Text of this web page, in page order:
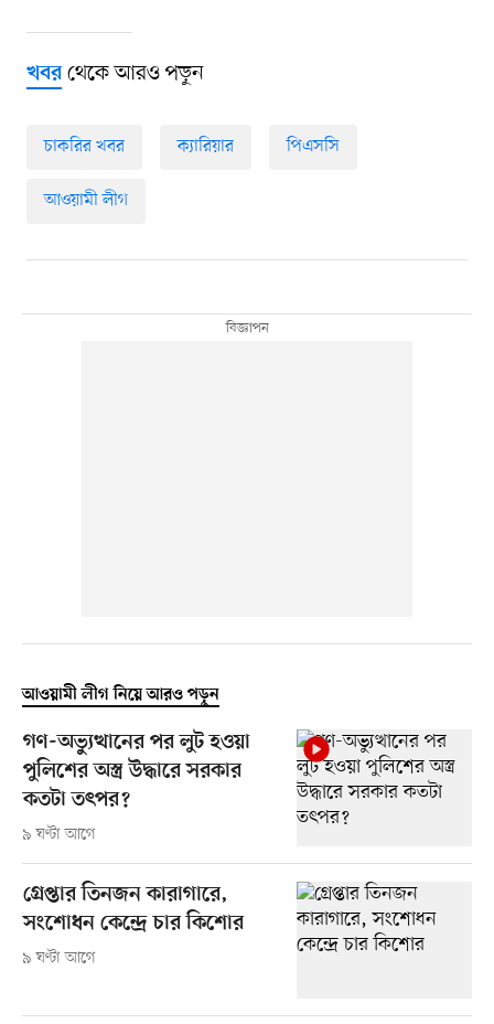
খবরথেকে আরও পড়ুন
চাকরির খবর ক্যারিয়ার পিএসসি
আওয়ামী লীগ
আওয়ামী লীগ নিয়ে আরও পড়ুন
গণ-অভ্যুত্থানের পর লুট হওয়া
পুলিশের অস্ত্র উদ্ধারে সরকার
কতটা তৎপর?
৯ ঘণ্টা আগে
গ্রেপ্তার তিনজন কারাগারে,
সংশোধন কেন্দ্রে চার কিশোর
৯ ঘণ্টা আগে